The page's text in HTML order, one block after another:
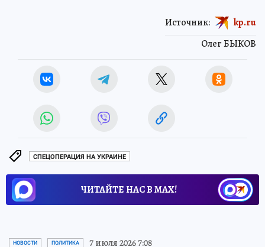
Олег БЫКОВ
Источник: kp.ru
СПЕЦОПЕРАЦИЯ НА УКРАИНЕ
ЧИТАЙТЕ НАС В МАХ!
НОВОСТИ ПОЛИТИКА 7 июля 2026 7:08